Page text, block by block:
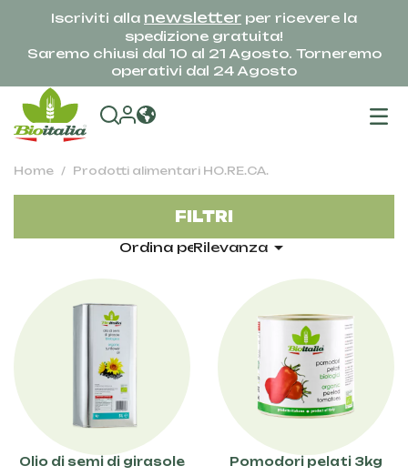
Iscriviti alla newsletter per ricevere la
spedizione gratuita!
Saremo chiusi dal 10 al 21 Agosto. Torneremo
operativi dal 24 Agosto
Home Prodotti alimentari HO.RE.CA.
Ordina per:Rilevanza
FILTRI
Olio di semi di girasole Pomodori pelati 3kg